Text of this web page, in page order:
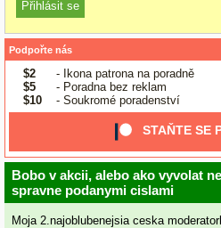
Podpořte nás
$2
- Ikona patrona na poradně
$5
- Poradna bez reklam
$10
- Soukromé poradenství
STAŇTE SE
Bobo v akcii, alebo ako vyvolat
spravne podanymi cislami
Moja 2.najoblubenejsia ceska